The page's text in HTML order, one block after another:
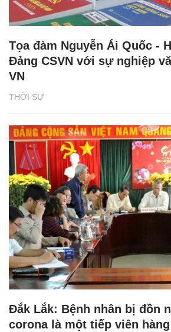
THỜI SỰ
Tọa đàm Nguyễn Ái Quốc -
Đảng CSVN với sự nghiệp
VN
Đắk Lắk: Bệnh nhân bị đồn
corona là một tiếp viên